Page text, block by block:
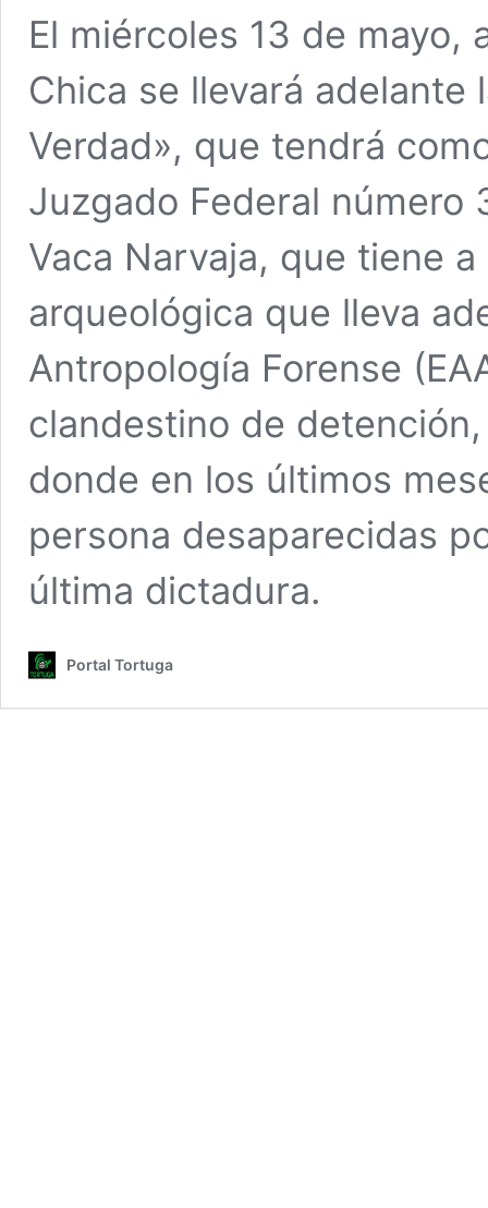
El miércoles 13 de mayo,
Chica se llevará adelante
Verdad», que tendrá
Juzgado Federal número
Vaca Narvaja, que tiene
arqueológica que lleva
Antropología Forense
clandestino de
donde en los últimos
persona desaparecidas
última dictadura.
Portal Tortuga